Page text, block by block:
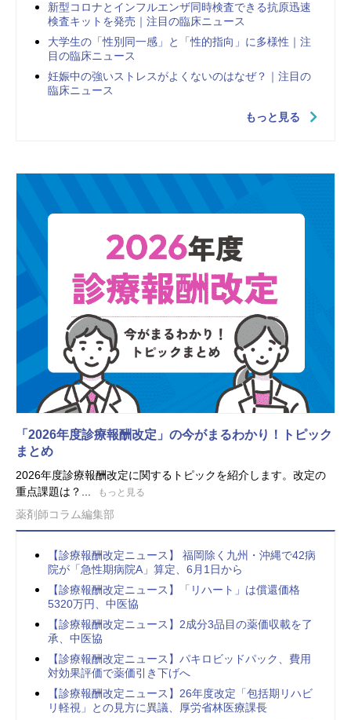
新型コロナとインフルエンザ同時検査できる抗原迅速
検査キットを発売｜注目の臨床ニュース
大学生の「性別同一感」と「性的指向」に多様性｜注
目の臨床ニュース
妊娠中の強いストレスがよくないのはなぜ？｜注目の
臨床ニュース
もっと見る
「2026年度診療報酬改定」の今がまるわかり！トピック
まとめ
2026年度診療報酬改定に関するトピックを紹介します。改定の
重点課題は？...
もっと見る
薬剤師コラム編集部
【診療報酬改定ニュース】 福岡除く九州・沖縄で42病
院が「急性期病院A」算定、6月1日から
【診療報酬改定ニュース】「リハート」は償還価格
5320万円、中医協
【診療報酬改定ニュース】2成分3品目の薬価収載を了
承、中医協
【診療報酬改定ニュース】パキロビッドパック、費用
対効果評価で薬価引き下げへ
【診療報酬改定ニュース】26年度改定「包括期リハビ
リ軽視」との見方に異議、厚労省林医療課長